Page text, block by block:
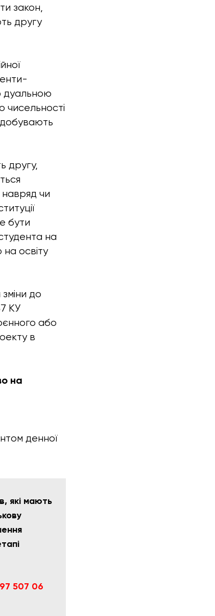
закон,
другу
дуальною
чисельності
другу,
чи
бути
на
освіту
до
КУ
або
в
на
денної
які мають
507 06